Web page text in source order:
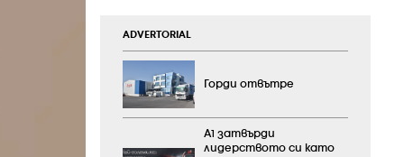
ADVERTORIAL
Горди отвътре
А1 затвърди
лидерството си като